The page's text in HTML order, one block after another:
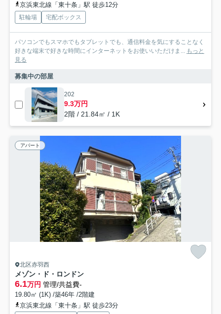
京浜東北線「東十条」駅 徒歩12分
駐輪場 宅配ボックス
パソコンでもスマホでもタブレットでも、通信料金を気にすることなく
好きな端末で好きな時間にインターネットをお使いいただけま... もっと
見る
募集中の部屋
202
9.3万円
2階 / 21.84㎡ / 1K
アパート
北区赤羽西
メゾン・ド・ロンドン
6.1万円 管理/共益費-
19.80㎡ (1K) /築46年 /2階建
京浜東北線「東十条」駅 徒歩23分